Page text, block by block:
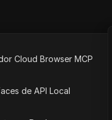
Cloud Browser MCP
de API Local
2026 |